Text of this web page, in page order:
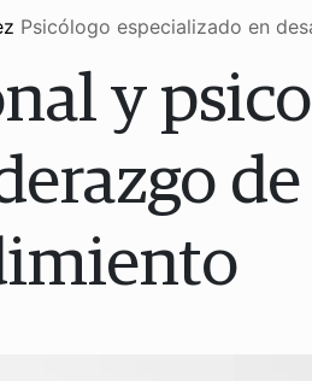
Psicólogo especializado en
y